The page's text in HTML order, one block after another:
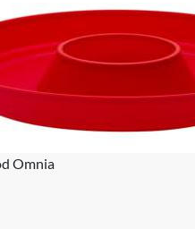
Omnia